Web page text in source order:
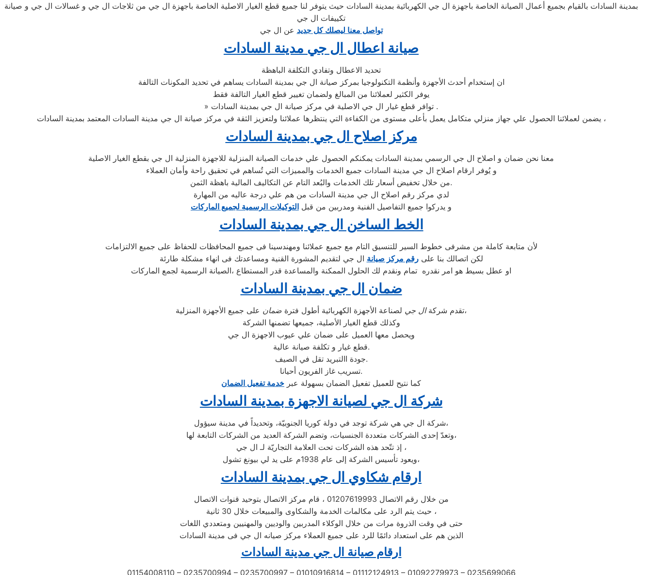
بمدينة السادات بالقيام بجميع أعمال الصيانة الخاصة باجهزة ال جي الكهربائية بمدينة السادات حيث يتوفر لنا جميع قطع الغيار الاصلية الخاصة باجهزة ال جي من ثلاجات ال جي و غسالات ال جي و صيانة
تكييفات ال جي
تواصل معنا ليصلك كل جديد عن ال جي
صيانة اعطال ال جي مدينة السادات
تحديد الاعطال وتفادي التكلفة الباهظة
ان إستخدام أحدث الأجهزة وأنظمة التكنولوجيا بمركز صيانة ال جي بمدينة السادات يساهم في تحديد المكونات التالفة
يوفر الكثير لعملائنا من المبالغ ولضمان تغيير قطع الغيار التالفة فقط
» توافر قطع غيار ال جي الاصلية في مركز صيانة ال جي بمدينة السادات .
يضمن لعملائنا الحصول علي جهاز منزلي متكامل يعمل بأعلى مستوى من الكفاءة التي ينتظرها عملائنا ولتعزيز الثقة في مركز صيانة ال جي مدينة السادات المعتمد بمدينة السادات ،
مركز اصلاح ال جي بمدينة السادات
معنا نحن ضمان و اصلاح ال جي الرسمي بمدينة السادات يمكنكم الحصول علي خدمات الصيانة المنزلية للاجهزة المنزلية ال جي بقطع الغيار الاصلية
و يُوفر ارقام اصلاح ال جي مدينة السادات جميع الخدمات والمميزات التي تُساهم في تحقيق راحة وأمان العملاء
من خلال تخفيض أسعار تلك الخدمات والبُعد التام عن التكاليف المالية باهظة الثمن.
لدي مركز رقم اصلاح ال جي مدينة السادات من هم علي درجة عاليه من المهارة
و يدركوا جميع التفاصيل الفنية ومدربين من قبل التوكيلات الرسمية لجميع الماركات
الخط الساخن ال جي بمدينة السادات
لأن متابعة كاملة من مشرفى خطوط السير للتنسيق التام مع جميع عملائنا ومهندسينا فى جميع المحافظات للحفاظ على جميع الالتزامات
لكن اتصالك بنا علىرقم مركز صيانة ال جي لتقديم المشورة القنية ومساعدتك فى انهاء مشكلة طارئة
او عطل بسيط هو امر نقدره تمام ونقدم لك الحلول الممكنة والمساعدة قدر المستطاع ،الصيانة الرسمية لجمع الماركات
ضمان ال جي بمدينة السادات
تقدم شركةال جي لصناعة الأجهزة الكهربائية أطول فترة ضمان
على جميع الأجهزة المنزلية،
وكذلك قطع الغيار الأصلية، جميعها تضمنها الشركة
ويحصل معها العميل على ضمان علي عيوب الاجهزة ال جي
قطع غيار و تكلفة صيانة عالية.
جودة االتبريد تقل في الصيف.
تسريب غاز الفريون أحيانا.
كما نتيح للعميل تفعيل الضمان بسهولة عبر خدمة تفعيل الضمان
شركة ال جي لصيانة الاجهزة بمدينة السادات
شركة ال جي هي شركة توجد في دولة كوريا الجنوبيّة، وتحديداً في مدينة سيؤول،
وتعدّ إحدى الشركات متعددة الجنسيات، وتضم الشركة العديد من الشركات التابعة لها،
إذ تتّحد هذه الشركات تحت العلامة التجاريّة لـ ال جي ،
ويعود تأسيس الشركة إلى عام 1938م على يد لي بيونغ تشول،
ارقام شكاوي ال جي بمدينة السادات
من خلال رقم الاتصال 01207619993 ، قام مركز الاتصال بتوحيد قنوات الاتصال
حيث يتم الرد على مكالمات الخدمة والشكاوى والمبيعات خلال 30 ثانية ،
حتى في وقت الذروة مرات من خلال الوكلاء المدربين والوديين والمهنيين ومتعددي اللغات
الذين هم على استعداد دائمًا للرد على جميع العملاء مركز صيانه ال جي فى مدينة السادات
ارقام صيانة ال جي مدينة السادات
01154008110 – 0235700994 – 0235700997 – 01010916814 – 01112124913 – 01092279973 – 0235699066